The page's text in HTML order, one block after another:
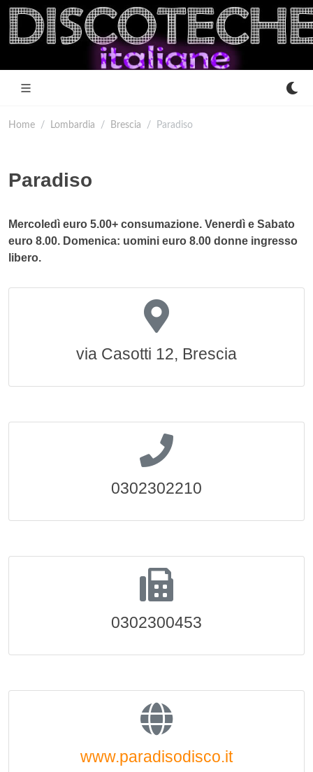
Home Lombardia Brescia Paradiso
Paradiso
Mercoledì euro 5.00+ consumazione. Venerdì e Sabato
euro 8.00. Domenica: uomini euro 8.00 donne ingresso
libero.
via Casotti 12, Brescia
0302302210
0302300453
www.paradisodisco.it